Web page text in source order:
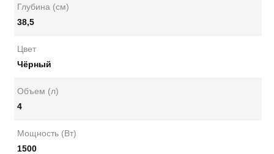
Глубина (см)
38,5
Цвет
Чёрный
Объем (л)
4
Мощность (Вт)
1500